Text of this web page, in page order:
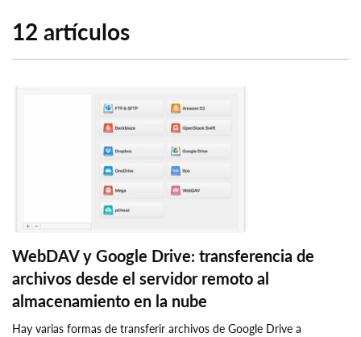
12 artículos
WebDAV y Google Drive: transferencia de
archivos desde el servidor remoto al
almacenamiento en la nube
Hay varias formas de transferir archivos de Google Drive a